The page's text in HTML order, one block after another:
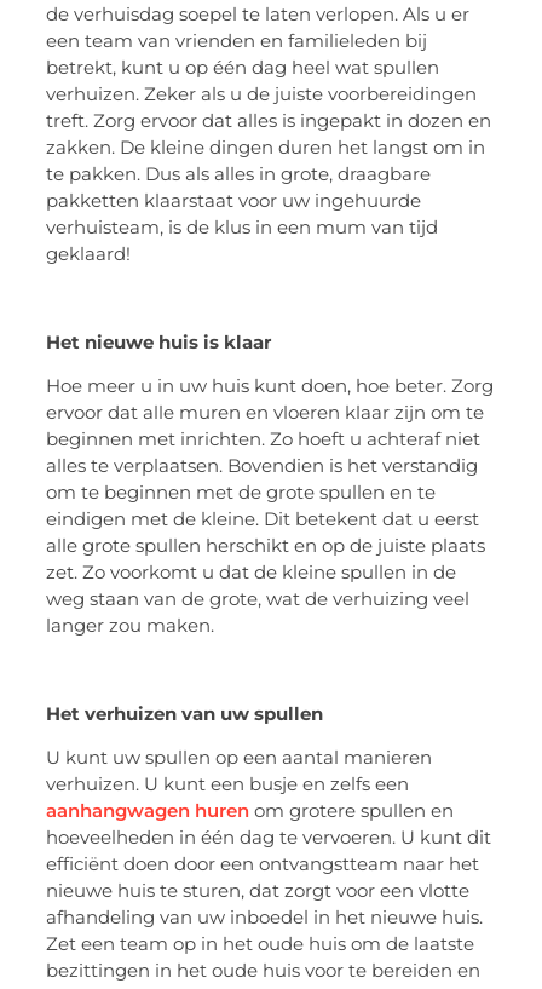
de verhuisdag soepel te laten verlopen. Als u er
een team van vrienden en familieleden bij
betrekt, kunt u op één dag heel wat spullen
verhuizen. Zeker als u de juiste voorbereidingen
treft. Zorg ervoor dat alles is ingepakt in dozen en
zakken. De kleine dingen duren het langst om in
te pakken. Dus als alles in grote, draagbare
pakketten klaarstaat voor uw ingehuurde
verhuisteam, is de klus in een mum van tijd
geklaard!
Het nieuwe huis is klaar
Hoe meer u in uw huis kunt doen, hoe beter. Zorg
ervoor dat alle muren en vloeren klaar zijn om te
beginnen met inrichten. Zo hoeft u achteraf niet
alles te verplaatsen. Bovendien is het verstandig
om te beginnen met de grote spullen en te
eindigen met de kleine. Dit betekent dat u eerst
alle grote spullen herschikt en op de juiste plaats
zet. Zo voorkomt u dat de kleine spullen in de
weg staan van de grote, wat de verhuizing veel
langer zou maken.
Het verhuizen van uw spullen
U kunt uw spullen op een aantal manieren
verhuizen. U kunt een busje en zelfs een
aanhangwagen huren om grotere spullen en
hoeveelheden in één dag te vervoeren. U kunt dit
efficiënt doen door een ontvangstteam naar het
nieuwe huis te sturen, dat zorgt voor een vlotte
afhandeling van uw inboedel in het nieuwe huis.
Zet een team op in het oude huis om de laatste
bezittingen in het oude huis voor te bereiden en